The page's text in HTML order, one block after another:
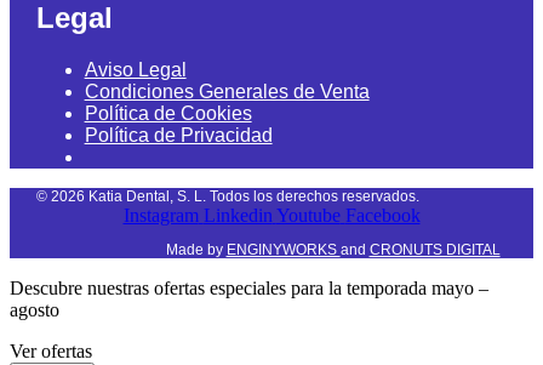
Legal
Aviso Legal
Condiciones Generales de Venta
Política de Cookies
Política de Privacidad
© 2026 Katia Dental, S. L. Todos los derechos reservados.
Instagram Linkedin Youtube Facebook
Made by ENGINYWORKS and CRONUTS DIGITAL
Descubre nuestras ofertas especiales para la temporada mayo –
agosto
Ver ofertas